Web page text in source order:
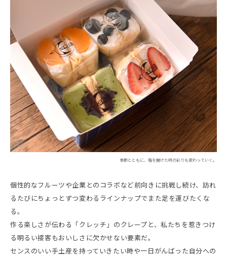
季節とともに、箱を開けた時の彩りも変わっていく。
個性的なフルーツや企業とのコラボなど前向きに挑戦し続け、訪れ
るたびにちょっとずつ変わるラインナップでまた足を運びたくな
る。
作る楽しさが伝わる「クレッチ」のクレープと、私たちを惹きつけ
る明るい接客もおいしさに欠かせない要素だ。
センスのいい手土産を持っていきたい時や一日がんばった自分への